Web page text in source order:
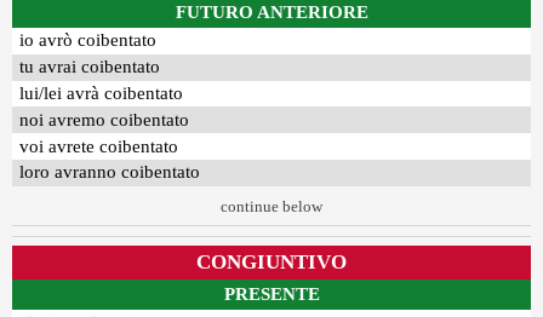
FUTURO ANTERIORE
io avrò coibentato
tu avrai coibentato
lui/lei avrà coibentato
noi avremo coibentato
voi avrete coibentato
loro avranno coibentato
continue below
CONGIUNTIVO
PRESENTE